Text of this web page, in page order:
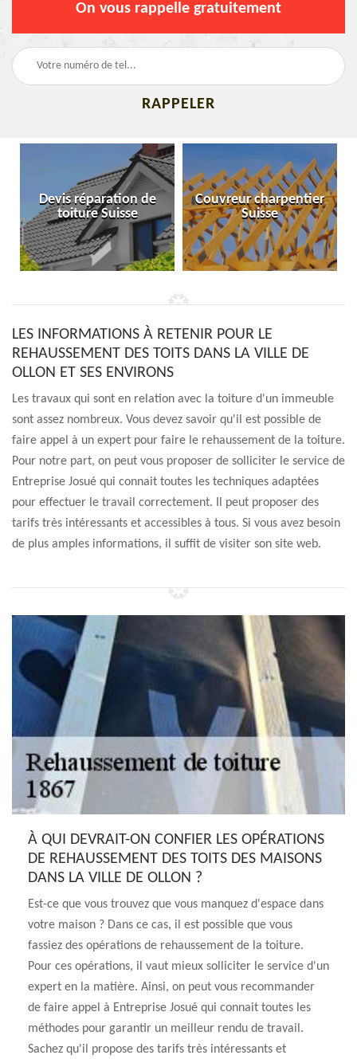
On vous rappelle gratuitement
Devis réparation de
toiture Suisse
Couvreur charpentier
Suisse
LES INFORMATIONS À RETENIR POUR LE
REHAUSSEMENT DES TOITS DANS LA VILLE DE
OLLON ET SES ENVIRONS
Les travaux qui sont en relation avec la toiture d'un immeuble
sont assez nombreux. Vous devez savoir qu'il est possible de
faire appel à un expert pour faire le rehaussement de la toiture.
Pour notre part, on peut vous proposer de solliciter le service de
Entreprise Josué qui connait toutes les techniques adaptées
pour effectuer le travail correctement. Il peut proposer des
tarifs très intéressants et accessibles à tous. Si vous avez besoin
de plus amples informations, il suffit de visiter son site web.
À QUI DEVRAIT-ON CONFIER LES OPÉRATIONS
DE REHAUSSEMENT DES TOITS DES MAISONS
DANS LA VILLE DE OLLON ?
Est-ce que vous trouvez que vous manquez d'espace dans
votre maison ? Dans ce cas, il est possible que vous
fassiez des opérations de rehaussement de la toiture.
Pour ces opérations, il vaut mieux solliciter le service d'un
expert en la matière. Ainsi, on peut vous recommander
de faire appel à Entreprise Josué qui connait toutes les
méthodes pour garantir un meilleur rendu de travail.
Sachez qu'il propose des tarifs très intéressants et